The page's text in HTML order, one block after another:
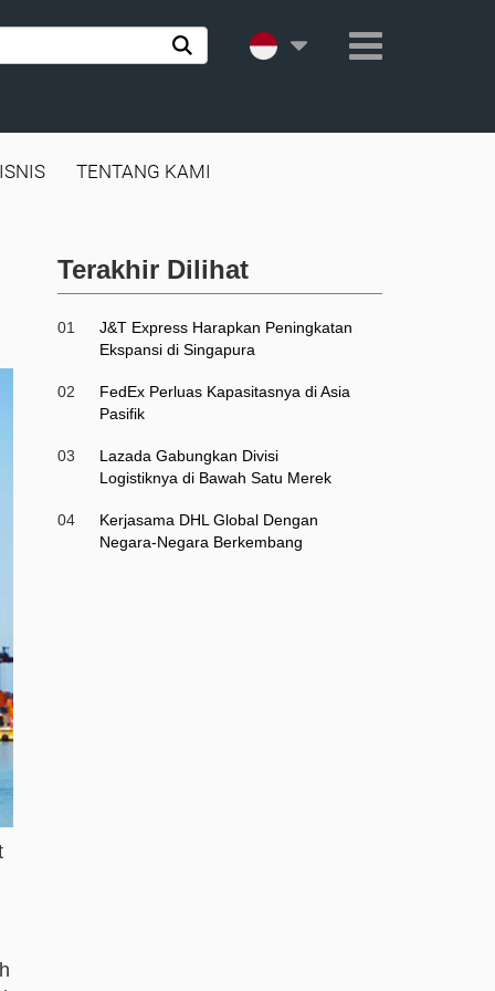
TENTANG KAMI
Terakhir Dilihat
01
J&T Express Harapkan Peningkatan
Ekspansi di Singapura
02
FedEx Perluas Kapasitasnya di Asia
Pasifik
03
Lazada Gabungkan Divisi
Logistiknya di Bawah Satu Merek
04
Kerjasama DHL Global Dengan
Negara-Negara Berkembang